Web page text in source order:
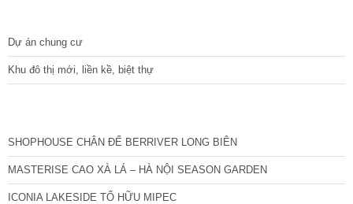
Dự án chung cư
Khu đô thị mới, liền kề, biệt thự
SHOPHOUSE CHÂN ĐẾ BERRIVER LONG BIÊN
MASTERISE CAO XÀ LÁ – HÀ NỘI SEASON GARDEN
ICONIA LAKESIDE TỐ HỮU MIPEC